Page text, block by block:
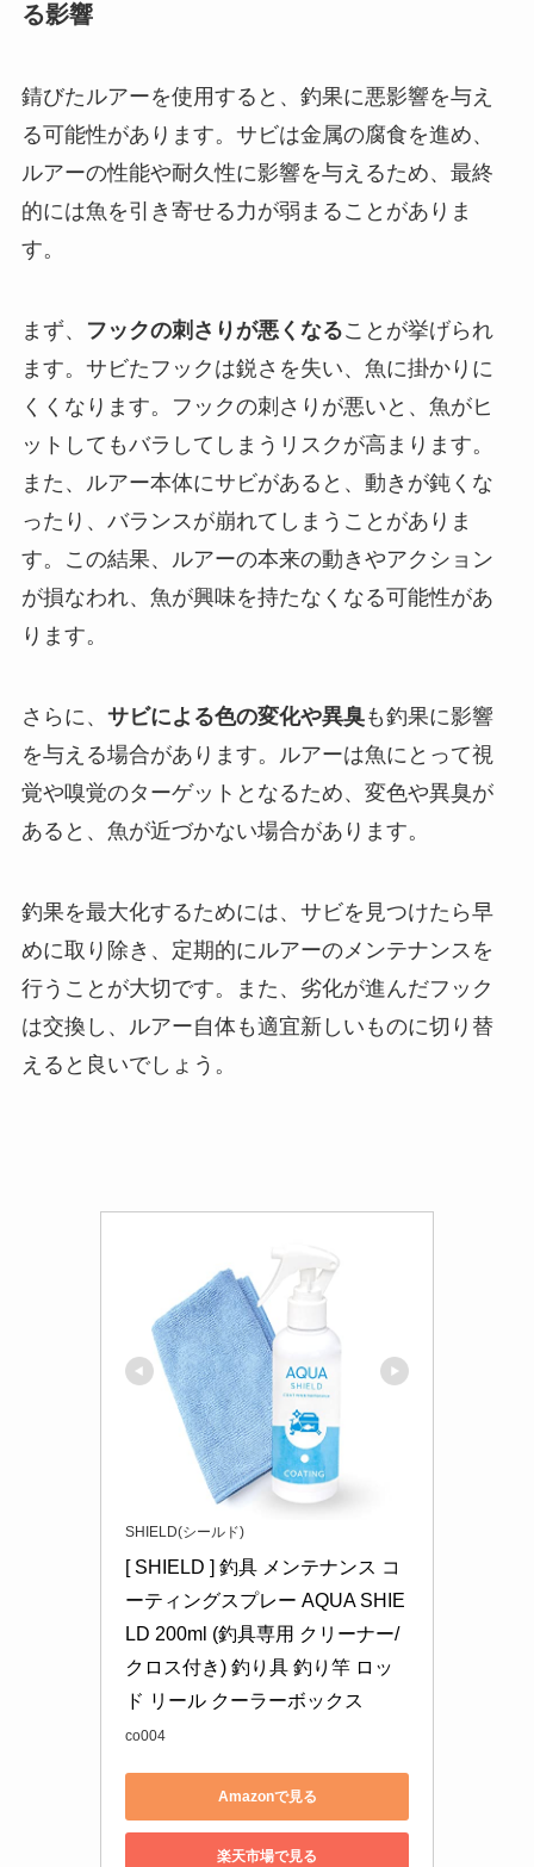
る影響
錆びたルアーを使用すると、釣果に悪影響を与え
る可能性があります。サビは金属の腐食を進め、
ルアーの性能や耐久性に影響を与えるため、最終
的には魚を引き寄せる力が弱まることがありま
す。
まず、 フックの刺さりが悪くなることが挙げられ
ます。サビたフックは鋭さを失い、魚に掛かりに
くくなります。フックの刺さりが悪いと、魚がヒ
ットしてもバラしてしまうリスクが高まります。
また、ルアー本体にサビがあると、動きが鈍くな
ったり、バランスが崩れてしまうことがありま
す。この結果、ルアーの本来の動きやアクション
が損なわれ、魚が興味を持たなくなる可能性があ
ります。
さらに、 サビによる色の変化や異臭も釣果に影響
を与える場合があります。ルアーは魚にとって視
覚や嗅覚のターゲットとなるため、変色や異臭が
あると、魚が近づかない場合があります。
釣果を最大化するためには、サビを見つけたら早
めに取り除き、定期的にルアーのメンテナンスを
行うことが大切です。また、劣化が進んだフック
は交換し、ルアー自体も適宜新しいものに切り替
えると良いでしょう。
SHIELD(シールド)
[ SHIELD ] 釣具 メンテナンス コ
ーティングスプレー AQUA SHIE
LD 200ml (釣具専用 クリーナー/
クロス付き) 釣り具 釣り竿 ロッ
ド リール クーラーボックス
co004
Amazonで見る
楽天市場で見る